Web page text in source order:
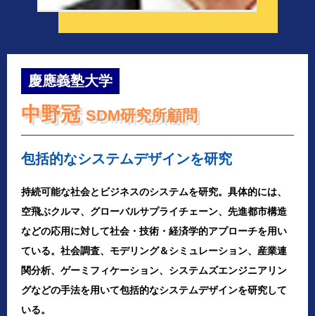
慶應義塾大学
中野冠SDM研究所顧問
包括的なシステムデザインを研究
持続可能な社会とビジネスのシステムを研究。具体的には、
空飛ぶクルマ、グローバルサプライチェーン、先進都市構造
などの応用に対して社会・技術・経済学的アプローチを用い
ている。社会調査、モデリング＆シミュレーション、産業連
関分析、ゲーミフィケーション、システムズエンジニアリン
グなどの手法を用いて包括的なシステムデザインを研究して
いる。